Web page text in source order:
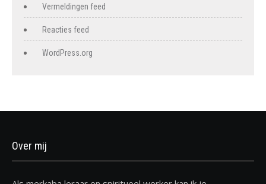
Vermeldingen feed
Reacties feed
WordPress.org
Over mij